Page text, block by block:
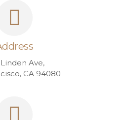
Ave,
CA 94080